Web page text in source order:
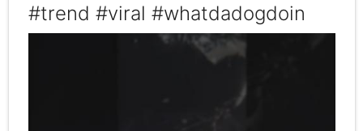
#trend #viral #whatdadogdoin